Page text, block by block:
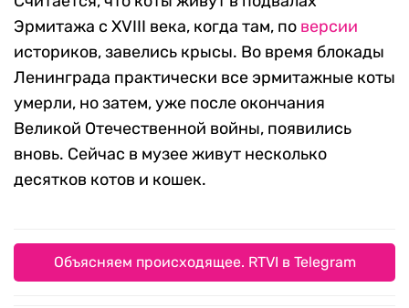
Эрмитажа с XVIII века, когда там, по версии
историков, завелись крысы. Во время блокады
Ленинграда практически все эрмитажные коты
умерли, но затем, уже после окончания
Великой Отечественной войны, появились
вновь. Сейчас в музее живут несколько
десятков котов и кошек.
Объясняем происходящее. RTVI в Telegram